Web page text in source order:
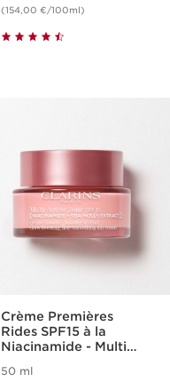
(154,00 €/100ml)
Crème Premières
Rides SPF15 à la
Niacinamide - Multi-
50 ml